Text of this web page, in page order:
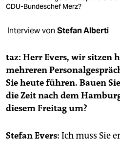
shop
fragen & hilfe
unterstützen
abo
genossenschaft
epaper login
CDU-Bundeschef Merz?
Interview von Stefan Alberti
taz: Herr Evers, wir sitzen
mehreren
Sie heute führen. Bauen
die Zeit nach dem
diesem Freitag um?
Stefan Evers: Ich muss Sie